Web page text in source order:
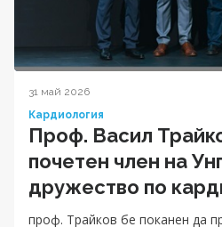
31 май 2026
Кардиология
Проф. Васил
почетен член на
дружество по
проф. Трайков бе поканен да